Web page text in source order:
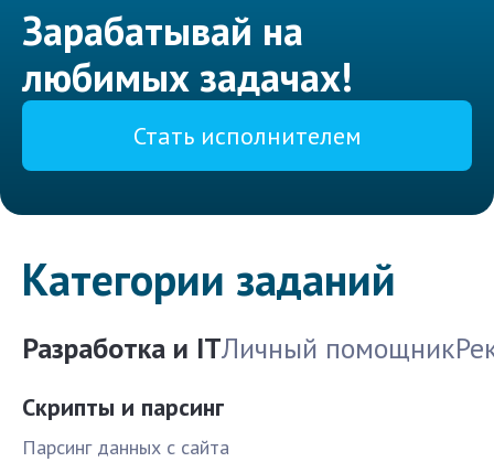
Зарабатывай на
любимых задачах!
Стать исполнителем
Категории заданий
Разработка и ITЛичный помощник
Скрипты и парсинг
Парсинг данных с сайта